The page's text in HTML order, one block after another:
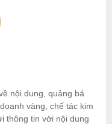
nội dung, quảng bá
vàng, chế tác kim
thông tin với nội dung